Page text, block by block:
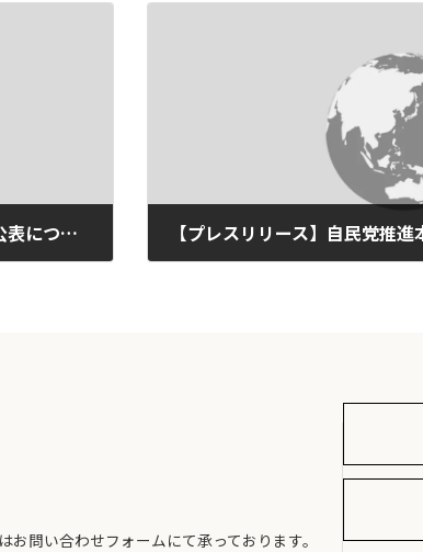
【意見】電気事業者ごとの排出係数の算出及び公表について（案）への意見(2009/03/07)
問い合わせフォームにて承っております。